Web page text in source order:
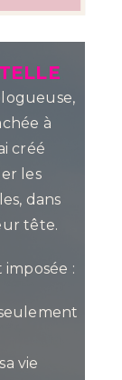
à
créé
les
dans
tête.
imposée :
vie